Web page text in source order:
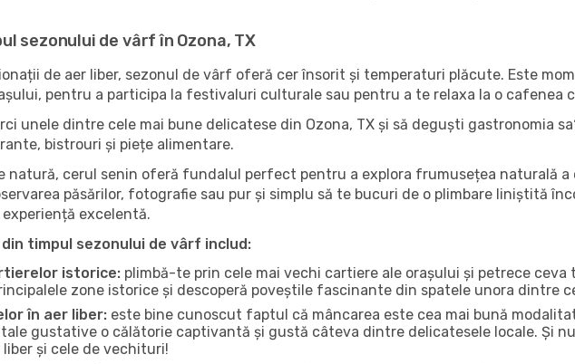
sezonului de vârf în Ozona, TX
de aer liber, sezonul de vârf oferă cer însorit și temperaturi plăcute. Este
pentru a participa la festivaluri culturale sau pentru a te relaxa la o cafenea
unele dintre cele mai bune delicatese din Ozona, TX și să deguști gastronomia
bistrouri și piețe alimentare.
natură, cerul senin oferă fundalul perfect pentru a explora frumusețea naturală a
păsărilor, fotografie sau pur și simplu să te bucuri de o plimbare liniștită
excelentă.
timpul sezonului de vârf includ:
istorice: plimbă-te prin cele mai vechi cartiere ale orașului și petrece
zone istorice și descoperă poveștile fascinante din spatele unora dintre
în aer liber: este bine cunoscut faptul că mâncarea este cea mai bună
gustative o călătorie captivantă și gustă câteva dintre delicatesele locale. Și
liber și cele de vechituri!